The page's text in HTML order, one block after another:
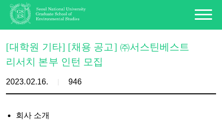
[대학원 기타] [채용 공고] ㈜서스틴베스트
리서치 본부 인턴 모집
2023.02.16. 946
회사 소개